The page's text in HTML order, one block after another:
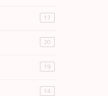
17
20
19
14